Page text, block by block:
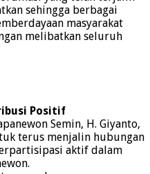
‎sehingga berbagai
masyarakat
melibatkan seluruh
Positif
Semin, H. Giyanto,
terus ‎menjalin hubungan
aktif dalam